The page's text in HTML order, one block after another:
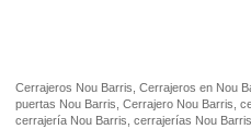
Cerrajeros Nou Barris, Cerrajeros en Nou
puertas Nou Barris, Cerrajero Nou Barris,
cerrajería Nou Barris, cerrajerías Nou